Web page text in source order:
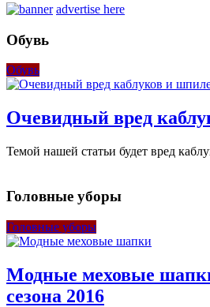
advertise here
Обувь
Обувь
Очевидный вред
Темой нашей статьи будет вред
Головные уборы
Головные уборы
Модные меховые
сезона 2016